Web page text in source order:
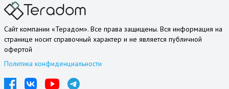
Сайт компании «Терадом». Все права защищены. Вся информация на
странице носит справочный характер и не является публичной
офертой
Политика конфиденциальности